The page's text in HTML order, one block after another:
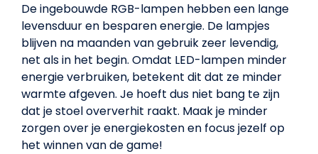
De ingebouwde RGB-lampen hebben een lange
levensduur en besparen energie. De lampjes
blijven na maanden van gebruik zeer levendig,
net als in het begin. Omdat LED-lampen minder
energie verbruiken, betekent dit dat ze minder
warmte afgeven. Je hoeft dus niet bang te zijn
dat je stoel oververhit raakt. Maak je minder
zorgen over je energiekosten en focus jezelf op
het winnen van de game!